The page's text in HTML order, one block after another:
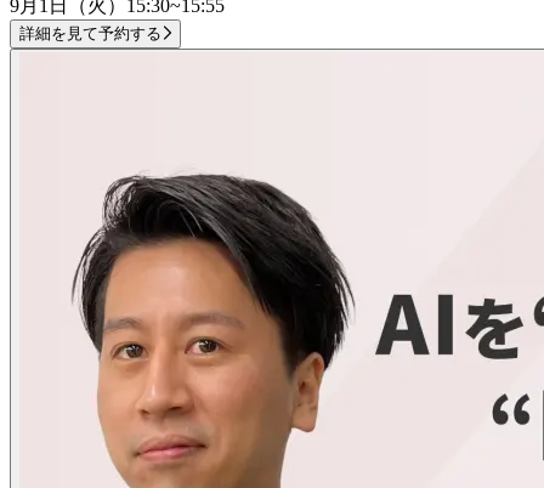
9月1日（火） 15:30~15:55
詳細を見て予約する